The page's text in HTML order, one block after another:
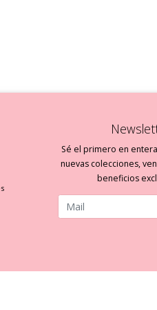
Sé el primero en
nuevas colecciones,
beneficios